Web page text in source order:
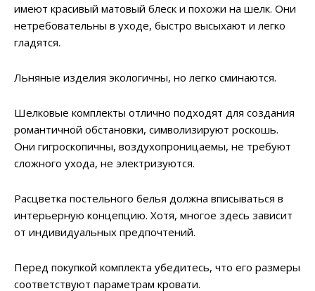
имеют красивый матовый блеск и похожи на шелк. Они
нетребовательны в уходе, быстро высыхают и легко
гладятся.
Льняные изделия экологичны, но легко сминаются.
Шелковые комплекты отлично подходят для создания
романтичной обстановки, символизируют роскошь.
Они гигроскопичны, воздухопроницаемы, не требуют
сложного ухода, не электризуются.
Расцветка постельного белья должна вписываться в
интерьерную концепцию. Хотя, многое здесь зависит
от индивидуальных предпочтений.
Перед покупкой комплекта убедитесь, что его размеры
соответствуют параметрам кровати.